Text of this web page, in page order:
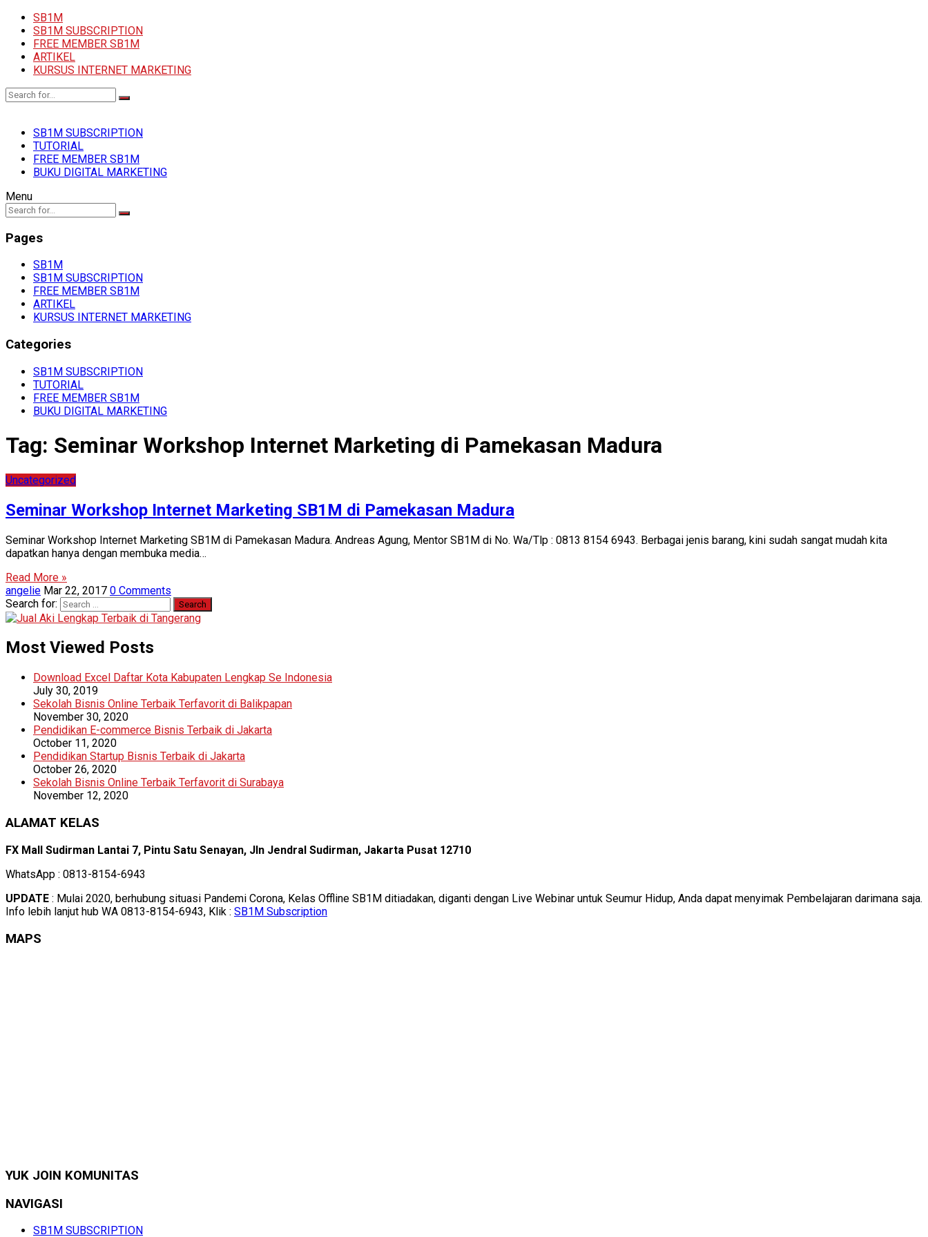
SB1M
SB1M SUBSCRIPTION
FREE MEMBER SB1M
ARTIKEL
KURSUS INTERNET MARKETING
SB1M SUBSCRIPTION
TUTORIAL
FREE MEMBER SB1M
BUKU DIGITAL MARKETING
Menu
Pages
SB1M
SB1M SUBSCRIPTION
FREE MEMBER SB1M
ARTIKEL
KURSUS INTERNET MARKETING
Categories
SB1M SUBSCRIPTION
TUTORIAL
FREE MEMBER SB1M
BUKU DIGITAL MARKETING
Tag: Seminar Workshop Internet Marketing di Pamekasan Madura
Uncategorized
Seminar Workshop Internet Marketing SB1M di Pamekasan Madura
Seminar Workshop Internet Marketing SB1M di Pamekasan Madura. Andreas Agung, Mentor SB1M di No. Wa/Tlp : 0813 8154 6943. Berbagai jenis barang, kini sudah sangat mudah kita
dapatkan hanya dengan membuka media…
Read More »
angelie Mar 22, 2017 0 Comments
Search for:
Most Viewed Posts
Download Excel Daftar Kota Kabupaten Lengkap Se Indonesia
July 30, 2019
Sekolah Bisnis Online Terbaik Terfavorit di Balikpapan
November 30, 2020
Pendidikan E-commerce Bisnis Terbaik di Jakarta
October 11, 2020
Pendidikan Startup Bisnis Terbaik di Jakarta
October 26, 2020
Sekolah Bisnis Online Terbaik Terfavorit di Surabaya
November 12, 2020
ALAMAT KELAS
FX Mall Sudirman Lantai 7, Pintu Satu Senayan, Jln Jendral Sudirman, Jakarta Pusat 12710
WhatsApp : 0813-8154-6943
UPDATE : Mulai 2020, berhubung situasi Pandemi Corona, Kelas Offline SB1M ditiadakan, diganti dengan Live Webinar untuk Seumur Hidup, Anda dapat menyimak Pembelajaran darimana saja.
Info lebih lanjut hub WA 0813-8154-6943, Klik : SB1M Subscription
MAPS
YUK JOIN KOMUNITAS
NAVIGASI
SB1M SUBSCRIPTION